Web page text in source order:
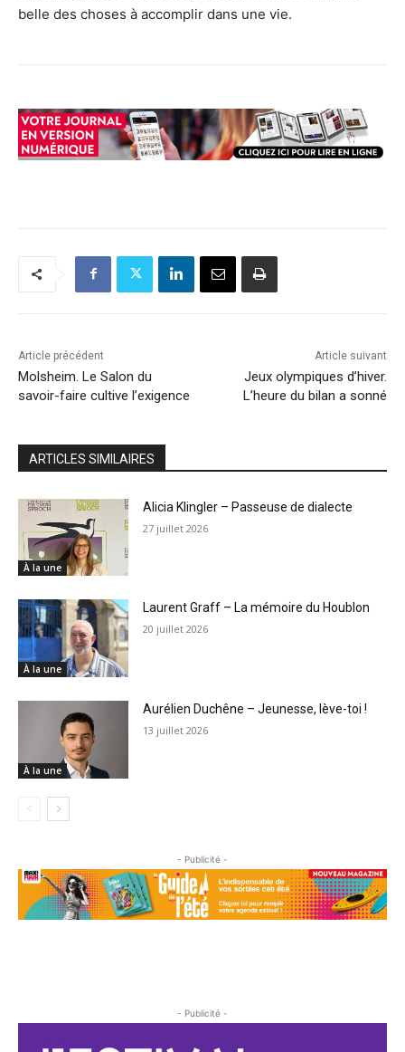
belle des choses à accomplir dans une vie.
Article précédent
Molsheim. Le Salon du
savoir-faire cultive l’exigence
Article suivant
Jeux olympiques d’hiver.
L’heure du bilan a sonné
ARTICLES SIMILAIRES
À la une
Alicia Klingler – Passeuse de dialecte
27 juillet 2026
À la une
Laurent Graff – La mémoire du Houblon
20 juillet 2026
À la une
Aurélien Duchêne – Jeunesse, lève-toi !
13 juillet 2026
- Publicité -
- Publicité -